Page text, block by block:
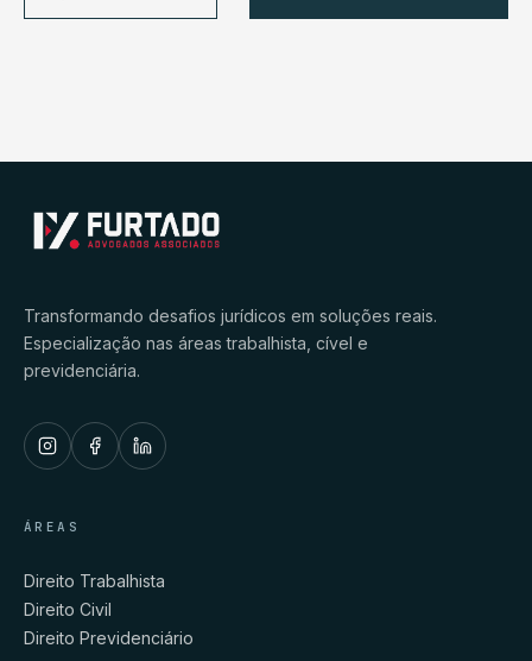
Transformando desafios jurídicos em soluções reais.
Especialização nas áreas trabalhista, cível e
previdenciária.
ÁREAS
Direito Trabalhista
Direito Civil
Direito Previdenciário